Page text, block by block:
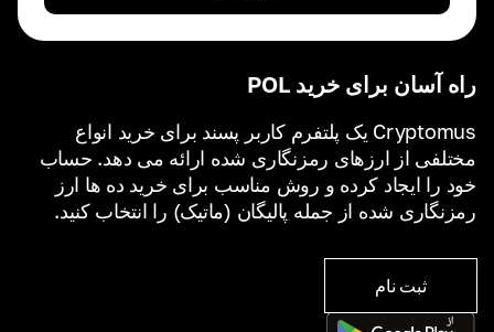
راه آسان برای خرید POL
Cryptomus یک پلتفرم کاربر پسند برای خرید انواع
مختلفی از ارزهای رمزنگاری شده ارائه می دهد. حساب
خود را ایجاد کرده و روش مناسب برای خرید ده ها ارز
رمزنگاری شده از جمله پالیگان (ماتیک) را انتخاب کنید.
ثبت نام